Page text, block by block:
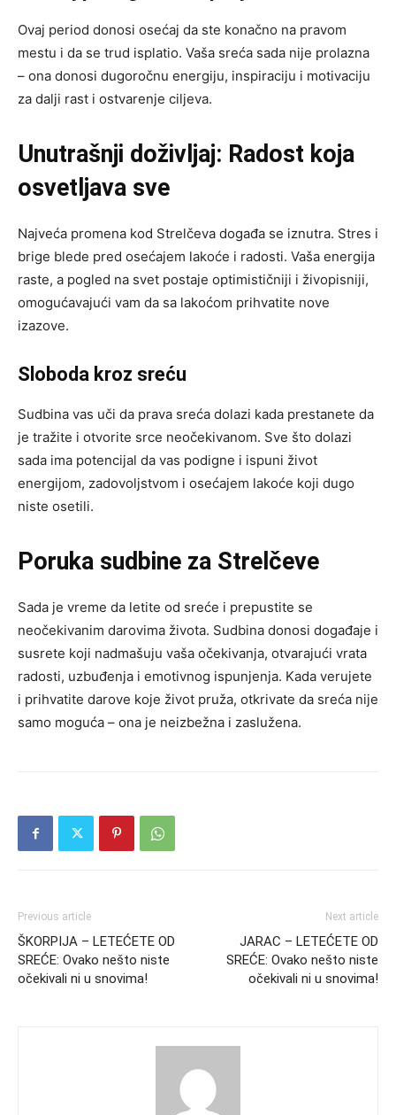
Ovaj period donosi osećaj da ste konačno na pravom
mestu i da se trud isplatio. Vaša sreća sada nije prolazna
– ona donosi dugoročnu energiju, inspiraciju i motivaciju
za dalji rast i ostvarenje ciljeva.
Unutrašnji doživljaj: Radost koja
osvetljava sve
Najveća promena kod Strelčeva događa se iznutra. Stres i
brige blede pred osećajem lakoće i radosti. Vaša energija
raste, a pogled na svet postaje optimističniji i živopisniji,
omogućavajući vam da sa lakoćom prihvatite nove
izazove.
Sloboda kroz sreću
Sudbina vas uči da prava sreća dolazi kada prestanete da
je tražite i otvorite srce neočekivanom. Sve što dolazi
sada ima potencijal da vas podigne i ispuni život
energijom, zadovoljstvom i osećajem lakoće koji dugo
niste osetili.
Poruka sudbine za Strelčeve
Sada je vreme da letite od sreće i prepustite se
neočekivanim darovima života. Sudbina donosi događaje i
susrete koji nadmašuju vaša očekivanja, otvarajući vrata
radosti, uzbuđenja i emotivnog ispunjenja. Kada verujete
i prihvatite darove koje život pruža, otkrivate da sreća nije
samo moguća – ona je neizbežna i zaslužena.
Previous article
ŠKORPIJA – LETEĆETE OD
SREĆE: Ovako nešto niste
očekivali ni u snovima!
Next article
JARAC – LETEĆETE OD
SREĆE: Ovako nešto niste
očekivali ni u snovima!